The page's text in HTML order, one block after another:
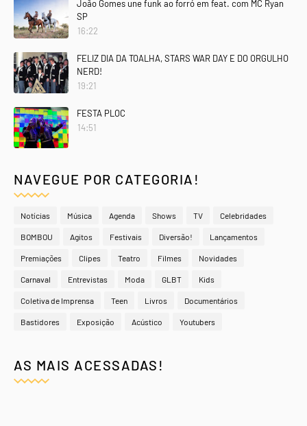
João Gomes une funk ao forró em feat. com MC Ryan
SP
16:22
FELIZ DIA DA TOALHA, STARS WAR DAY E DO ORGULHO
NERD!
19:21
FESTA PLOC
14:51
NAVEGUE POR CATEGORIA!
Notícias Música Agenda Shows TV Celebridades
BOMBOU Agitos Festivais Diversão! Lançamentos
Premiações Clipes Teatro Filmes Novidades
Carnaval Entrevistas Moda GLBT Kids
Coletiva de Imprensa Teen Livros Documentários
Bastidores Exposição Acústico Youtubers
AS MAIS ACESSADAS!